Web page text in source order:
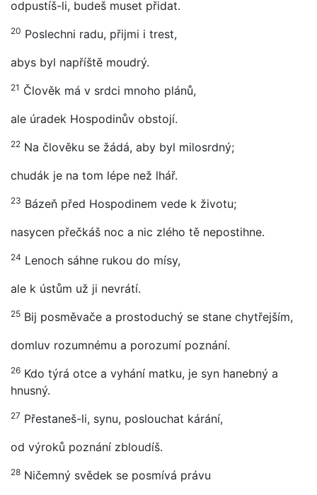
odpustíš-li, budeš muset přidat.
20 Poslechni radu, přijmi i trest,
abys byl napříště moudrý.
21 Člověk má v srdci mnoho plánů,
ale úradek Hospodinův obstojí.
22 Na člověku se žádá, aby byl milosrdný;
chudák je na tom lépe než lhář.
23 Bázeň před Hospodinem vede k životu;
nasycen přečkáš noc a nic zlého tě nepostihne.
24 Lenoch sáhne rukou do mísy,
ale k ústům už ji nevrátí.
25 Bij posměvače a prostoduchý se stane chytřejším,
domluv rozumnému a porozumí poznání.
26 Kdo týrá otce a vyhání matku, je syn hanebný a
hnusný.
27 Přestaneš-li, synu, poslouchat kárání,
od výroků poznání zbloudíš.
28 Ničemný svědek se posmívá právu